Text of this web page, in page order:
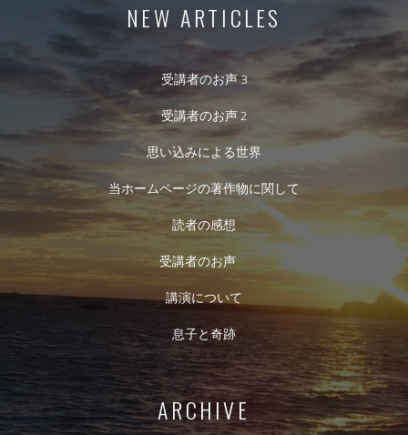
NEW ARTICLES
受講者のお声 3
受講者のお声 2
思い込みによる世界
当ホームページの著作物に関して
読者の感想
受講者のお声
講演について
息子と奇跡
ARCHIVE